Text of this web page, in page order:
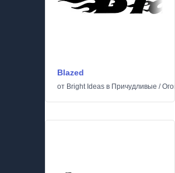
Blazed
от Bright Ideas в Причудливые /